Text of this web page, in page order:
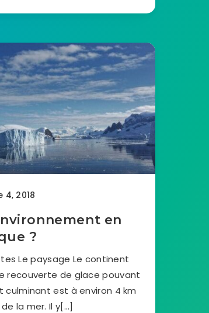
4, 2018
en
?
Le paysage Le continent
recouverte de glace pouvant
culminant est à environ 4 km
la mer. Il y[…]